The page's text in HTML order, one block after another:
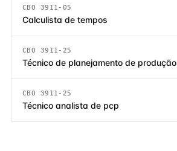
CBO 3911-05
Calculista de tempos
CBO 3911-25
Técnico de planejamento de produção
CBO 3911-25
Técnico analista de pcp